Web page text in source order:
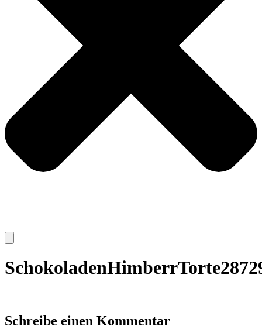
Schreibe einen Kommentar